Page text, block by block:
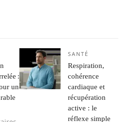
:
un
SANTÉ
Respiration,
cohérence
cardiaque et
récupération
active : le
réflexe simple